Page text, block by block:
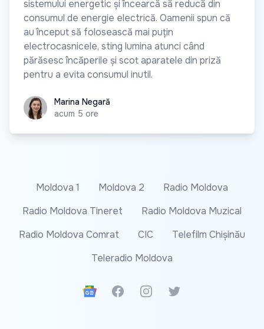
sistemului energetic și încearcă să reducă din
consumul de energie electrică. Oamenii spun că
au început să folosească mai puțin
electrocasnicele, sting lumina atunci când
părăsesc încăperile și scot aparatele din priză
pentru a evita consumul inutil.
Marina Negară
Marina Negară
acum 5 ore
Moldova 1 Moldova 2
Radio Moldova
Radio Moldova Tineret
Radio Moldova Muzical
Radio Moldova Comrat
CIC
Telefilm Chișinău
Teleradio Moldova
Google News
FacebookInstagramTwitter